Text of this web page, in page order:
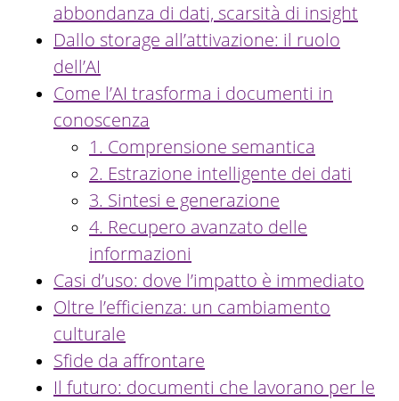
abbondanza di dati, scarsità di insight
Dallo storage all’attivazione: il ruolo
dell’AI
Come l’AI trasforma i documenti in
conoscenza
1. Comprensione semantica
2. Estrazione intelligente dei dati
3. Sintesi e generazione
4. Recupero avanzato delle
informazioni
Casi d’uso: dove l’impatto è immediato
Oltre l’efficienza: un cambiamento
culturale
Sfide da affrontare
Il futuro: documenti che lavorano per le